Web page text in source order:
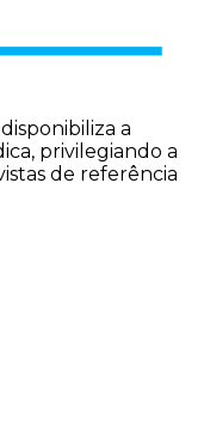
a
privilegiando a
de referência